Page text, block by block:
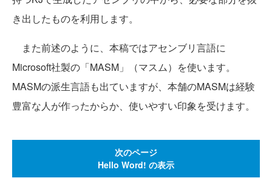
き出したものを利用します。
また前述のように、本稿ではアセンブリ言語に
Microsoft社製の「MASM」（マスム）を使います。
MASMの派生言語も出ていますが、本舗のMASMは経験
豊富な人が作ったからか、使いやすい印象を受けます。
次のページ
Hello Word! の表示